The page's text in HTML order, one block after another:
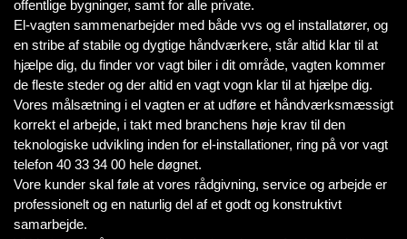
offentlige bygninger, samt for alle private.
El-vagten sammenarbejder med både vvs og el installatører, og
en stribe af stabile og dygtige håndværkere, står altid klar til at
hjælpe dig, du finder vor vagt biler i dit område, vagten kommer
de fleste steder og der altid en vagt vogn klar til at hjælpe dig.
Vores målsætning i el vagten er at udføre et håndværksmæssigt
korrekt el arbejde, i takt med branchens høje krav til den
teknologiske udvikling inden for el-installationer, ring på vor vagt
telefon 40 33 34 00 hele døgnet.
Vore kunder skal føle at vores rådgivning, service og arbejde er
professionelt og en naturlig del af et godt og konstruktivt
samarbejde.